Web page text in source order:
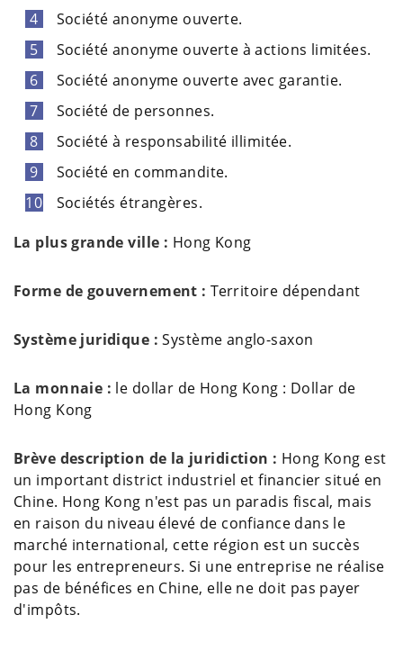
Société anonyme ouverte.
Société anonyme ouverte à actions limitées.
Société anonyme ouverte avec garantie.
Société de personnes.
Société à responsabilité illimitée.
Société en commandite.
Sociétés étrangères.
La plus grande ville : Hong Kong
Forme de gouvernement : Territoire dépendant
Système juridique :Système anglo-saxon
La monnaie : le dollar de Hong Kong : Dollar de
Hong Kong
Brève description de la juridiction : Hong Kong est
un important district industriel et financier situé en
Chine. Hong Kong n'est pas un paradis fiscal, mais
en raison du niveau élevé de confiance dans le
marché international, cette région est un succès
pour les entrepreneurs. Si une entreprise ne réalise
pas de bénéfices en Chine, elle ne doit pas payer
d'impôts.